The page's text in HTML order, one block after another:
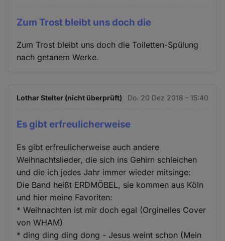
Zum Trost bleibt uns doch die
Zum Trost bleibt uns doch die Toiletten-Spülung
nach getanem Werke.
Lothar Stelter (nicht überprüft) Do. 20 Dez 2018 - 15:40
Es gibt erfreulicherweise
Es gibt erfreulicherweise auch andere
Weihnachtslieder, die sich ins Gehirn schleichen
und die ich jedes Jahr immer wieder mitsinge:
Die Band heißt ERDMÖBEL, sie kommen aus Köln
und hier meine Favoriten:
* Weihnachten ist mir doch egal (Orginelles Cover
von WHAM)
* ding ding ding dong - Jesus weint schon (Mein